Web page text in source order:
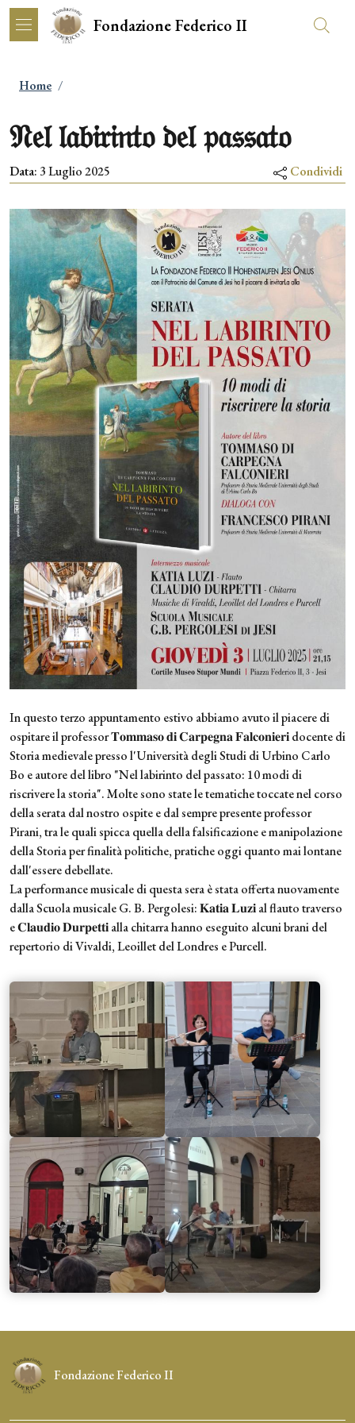
Salta al contenuto principale
Skip to footer content
Fondazione Federico II
Briciole di pane
Home /
𝔑𝔢𝔩 𝔩𝔞𝔟𝔦𝔯𝔦𝔫𝔱𝔬 𝔡𝔢𝔩 𝔭𝔞𝔰𝔰𝔞𝔱𝔬
Data: 3 Luglio 2025 Condividi
In questo terzo appuntamento estivo abbiamo avuto il piacere di
ospitare il professor 𝐓𝐨𝐦𝐦𝐚𝐬𝐨 𝐝𝐢 𝐂𝐚𝐫𝐩𝐞𝐠𝐧𝐚 𝐅𝐚𝐥𝐜𝐨𝐧𝐢𝐞𝐫𝐢 docente di
Storia medievale presso l'Università degli Studi di Urbino Carlo
Bo e autore del libro "Nel labirinto del passato: 10 modi di
riscrivere la storia". Molte sono state le tematiche toccate nel corso
della serata dal nostro ospite e dal sempre presente professor
Pirani, tra le quali spicca quella della falsificazione e manipolazione
della Storia per finalità politiche, pratiche oggi quanto mai lontane
dall'essere debellate.
La performance musicale di questa sera è stata offerta nuovamente
dalla Scuola musicale G. B. Pergolesi: 𝐊𝐚𝐭𝐢𝐚 𝐋𝐮𝐳𝐢 al flauto traverso
e 𝐂𝐥𝐚𝐮𝐝𝐢𝐨 𝐃𝐮𝐫𝐩𝐞𝐭𝐭𝐢 alla chitarra hanno eseguito alcuni brani del
repertorio di Vivaldi, Leoillet del Londres e Purcell.
Immagine: Immagine:
Immagine: Immagine:
Fondazione Federico II